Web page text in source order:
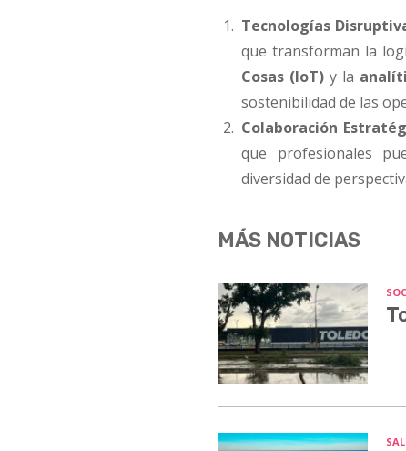
Tecnologías
que transforman la
Cosas (IoT)y la
sostenibilidad de las
Colaboración
que profesionales
diversidad de
MÁS NOTICIAS